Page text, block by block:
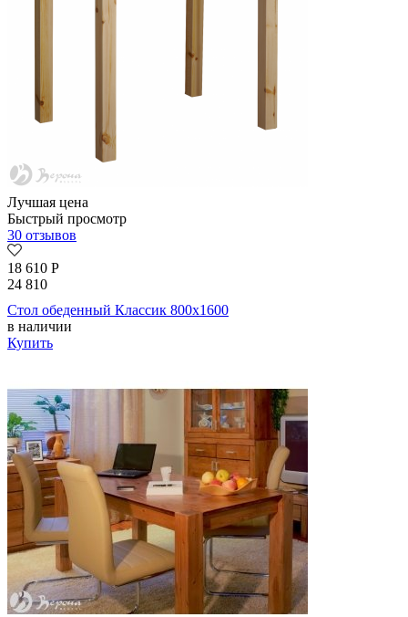
Лучшая цена
Быстрый просмотр
30 отзывов
18 610 Р
24 810
Стол обеденный Классик 800х1600
в наличии
Купить